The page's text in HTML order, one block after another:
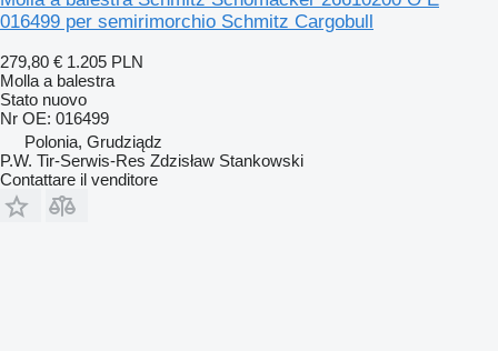
016499 per semirimorchio Schmitz Cargobull
279,80 € 1.205 PLN
Molla a balestra
Stato nuovo
Nr OE: 016499
Polonia, Grudziądz
P.W. Tir-Serwis-Res Zdzisław Stankowski
Contattare il venditore